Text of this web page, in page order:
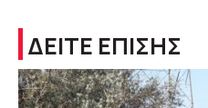
ΔΕΙΤΕ ΕΠΙΣΗΣ